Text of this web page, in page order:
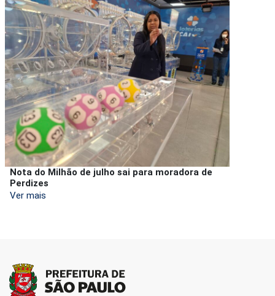
Nota do Milhão de julho sai para moradora de
Perdizes
Ver mais